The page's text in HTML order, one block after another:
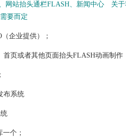
站抬头通栏FLASH、新闻中心 关于
要而定
企业提供）；
页或者其他页面抬头FLASH动画制作
系统
个；